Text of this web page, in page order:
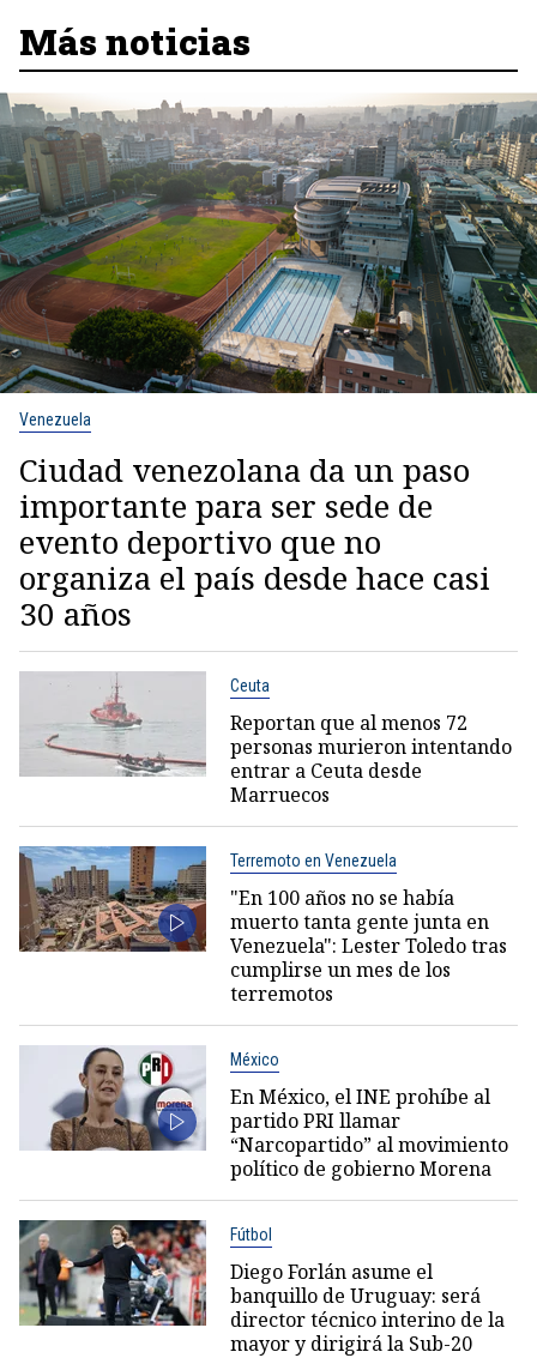
Más noticias
Venezuela
Ciudad venezolana da un paso
importante para ser sede de
evento deportivo que no
organiza el país desde hace casi
30 años
Ceuta
Reportan que al menos 72
personas murieron intentando
entrar a Ceuta desde
Marruecos
Terremoto en Venezuela
"En 100 años no se había
muerto tanta gente junta en
Venezuela": Lester Toledo tras
cumplirse un mes de los
terremotos
México
En México, el INE prohíbe al
partido PRI llamar
“Narcopartido” al movimiento
político de gobierno Morena
Fútbol
Diego Forlán asume el
banquillo de Uruguay: será
director técnico interino de la
mayor y dirigirá la Sub-20